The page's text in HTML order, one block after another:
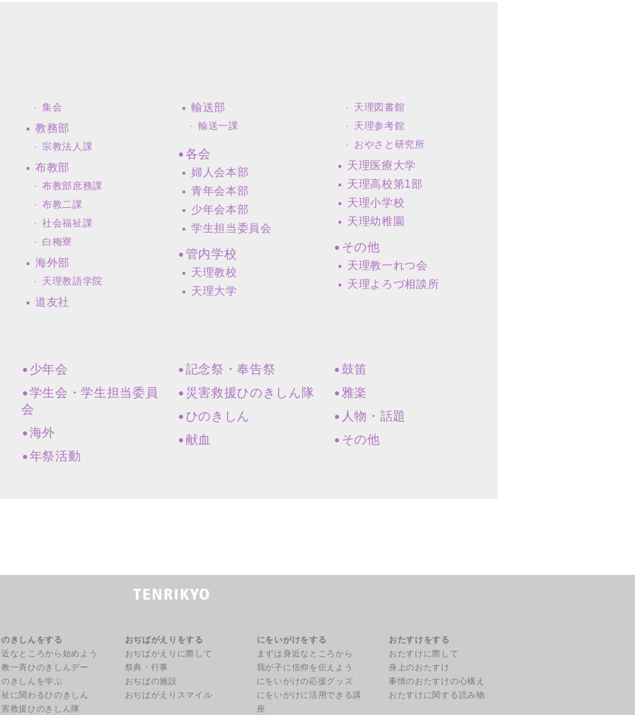
集会
教務部
宗教法人課
布教部
布教部庶務課
布教二課
社会福祉課
白梅寮
海外部
天理教語学院
道友社
輸送部
輸送一課
各会
婦人会本部
青年会本部
少年会本部
学生担当委員会
管内学校
天理教校
天理大学
天理図書館
天理参考館
おやさと研究所
天理医療大学
天理高校第1部
天理小学校
天理幼稚園
その他
天理教一れつ会
天理よろづ相談所
少年会
学生会・学生担当委員
会
海外
年祭活動
記念祭・奉告祭
災害救援ひのきしん隊
ひのきしん
献血
鼓笛
雅楽
人物・話題
その他
きしんをする
近なところから始めよう
一斉ひのきしんデー
きしんを学ぶ
に関わるひのきしん
害救援ひのきしん隊
おぢばがえりをする
おぢばがえりに際して
祭典・行事
おぢばの施設
おぢばがえりスマイル
にをいがけをする
まずは身近なところから
我が子に信仰を伝えよう
にをいがけの応援グッズ
にをいがけに活用できる講
座
おたすけをする
おたすけに際して
身上のおたすけ
事情のおたすけの心構え
おたすけに関する読み物